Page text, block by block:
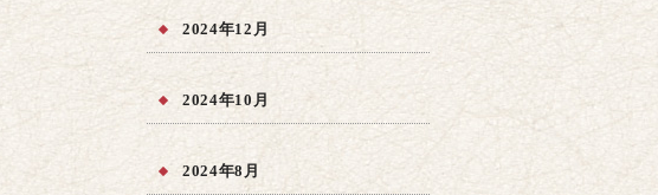
2024年12月
2024年10月
2024年8月